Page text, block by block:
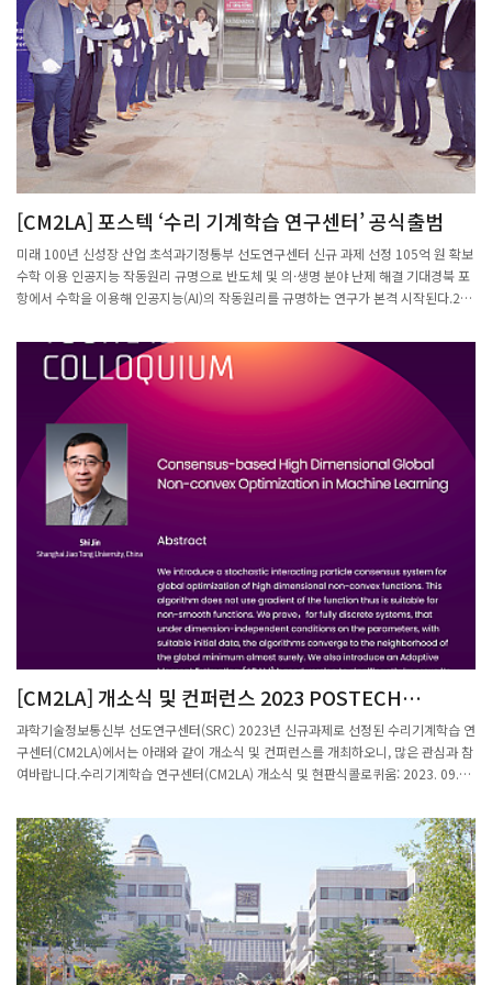
[CM2LA] 포스텍 ‘수리 기계학습 연구센터’ 공식출범
미래 100년 신성장 산업 초석과기정통부 선도연구센터 신규 과제 선정 105억 원 확보
수학 이용 인공지능 작동원리 규명으로 반도체 및 의·생명 분야 난제 해결 기대경북 포
항에서 수학을 이용해 인공지능(AI)의 작동원리를 규명하는 연구가 본격 시작된다.22
수리 기계학습연구센터’ 개소식을 개최했다. 포항시와 포스텍은 21일 LG 연구동 대강
당에서 ‘선도연구센터(SRC) 수리 기계학습연구센터’ 개소식을 개최한 가운데 참석자
들이 기념 촬영을 하고 있다.이날 김성근 포스텍 총장, 안태규 기초연구본부 자연과학
단장, 김정표 포항시 디지털융합산업과장, 문미옥 과학기술정책연구원장, 김현민 국가
수리과학연구소장, 박종일 대한수학회장 등 산·학·연·관 관계자 100여 명이 참석했
다.김성근 포스텍 총장의 환영사를 시작으로 수리 기계학습연구센터 소개와 현판식이
이어졌다.또한 22일에는 컨퍼런스를 열고 ‘수리 기계학습 및 인공지능 국제학술대
회’를 통해 연구 협력을 위한 현안을 논의했다.포스텍 수리 기계학습연구센터는 지난 6
월 과기정통부 선도연구센터 지원사업에 선정됨에 따라 오는 2030년까지 7년간 105
억 원의 연구비를 지원받아 인공지능 작동원리 규명과 고급 인재 육성 등을 수행할 계
획이다.대규모 물리 정보 기반 인공지능 모델 연구, 기하학 기반 기계학습 연구, 기계학
습에 사용되는 기하학 최적화 문제에 관한 이론적 성질 연구 등을 통해 해석학적·기하
학적 기계학습이라는 새로운 연구 분야를 창출하고, 인공지능 응용에서의 이론적 한계
극복에 기여할 것으로 기대된다.연구를 이끌 황현주 센터장은 철강 제조공정에 수학을
활용한 온도 예측 인공지능 솔루션을 개발해 과기정통부와 대한수학회로부터 지난해
‘올해의 최석정상’을 받으며 실력을 인정받은 바 있다.김정표 시 디지털융합산업과장은
“시는 지난 7월 디지털융합산업과를 신설하며 인공지능과 양자컴퓨터 등 미래 핵심 신
고 있는 AI를 전략산업으로 육성해 다양한 사업 분야에 확대 적용하기 위해서는 근간이
되는 수학을 잘 이해하고 연구해야 한다”고 말했다.한편 선도연구센터 사업은 1990년
부터 30여 년간 꾸준히 과기정통부에서 추진해 온 대표적인 기초연구 지원사업으로,
처: https://v.daum.net/v/20230922192922786
[CM2LA] 개소식 및 컨퍼런스 2023 POSTECH
INTERNATIONAL CONFERENCE ON
MATHEMATICAL MACHINE LEARNING AND AI
과학기술정보통신부 선도연구센터(SRC) 2023년 신규과제로 선정된 수리기계학습 연
구센터(CM2LA)에서는 아래와 같이 개소식 및 컨퍼런스를 개최하오니, 많은 관심과 참
여바랍니다.수리기계학습 연구센터(CM2LA) 개소식 및 현판식콜로퀴움: 2023. 09.
LG 연구동 101호현판식 : 2023. 09. 21(목) 16:30 ~17:30 수리과학관 정문 (*현판
식이후 LG연구동 1층 리셉션 예정) 수리 기계학습 및 인공지능 국제학술대회 2023
POSTECH International Conference on Mathematical Machinge Learning and
AI일시: 2023. 09. 22(금) 10:00 ~18:10장소: 포스코 국제관 대회의실 106호참가 신
청 : 포스터 QR코드(구글 Form -> SRC 컨퍼런스 참여 설문지 - Google Forms )을
통한 참석여부 사전 제출문의 : POSTECH 수리기계학습 연구센터(054-279-8034,
youme@potech.ac.kr)